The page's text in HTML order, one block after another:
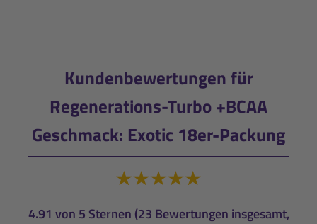
Kundenbewertungen für
Regenerations-Turbo +BCAA
Geschmack: Exotic 18er-Packung
4.91 von 5 Sternen (23 Bewertungen insgesamt,